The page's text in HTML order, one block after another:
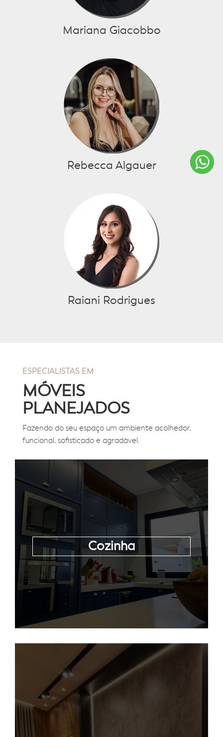
Mariana Giacobbo
Rebecca Algauer
Raiani Rodrigues
ESPECIALISTAS EM
MÓVEIS
PLANEJADOS
Fazendo do seu espaço um ambiente acolhedor,
funcional, sofisticado e agradável.
Cozinha